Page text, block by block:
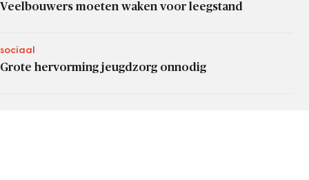
Veelbouwers moeten waken voor leegstand
sociaal
Grote hervorming jeugdzorg onnodig